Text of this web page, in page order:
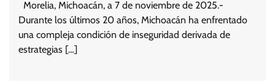
Morelia, Michoacán, a 7 de noviembre de 2025.-
Durante los últimos 20 años, Michoacán ha enfrentado
una compleja condición de inseguridad derivada de
estrategias […]